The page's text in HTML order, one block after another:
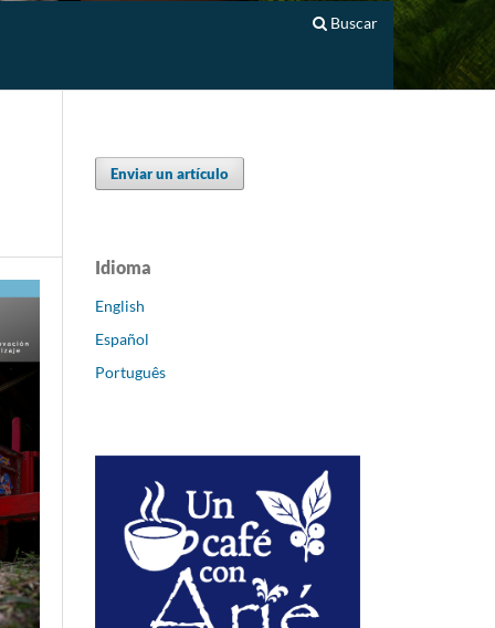
Buscar
Enviar un artículo
Idioma
English
Español
Português